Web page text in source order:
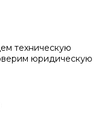
техническую
юридическую